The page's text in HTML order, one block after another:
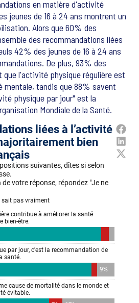
en matière d'activité
jeunes de 16 à 24 ans montrent un
Alors que 60% des
des recommandations liées
42% des jeunes de 16 à 24 ans
De plus, 93% des
que l'activité physique régulière est
mentale, tandis que 88% savent
physique par jour" est la
Mondiale de la Santé.